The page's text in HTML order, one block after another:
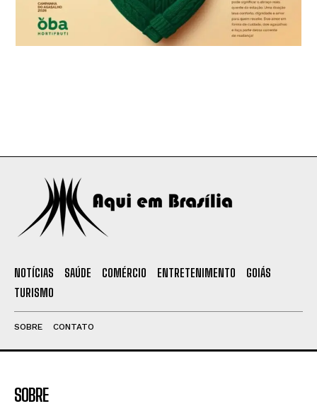
NOTÍCIAS SAÚDE COMÉRCIO ENTRETENIMENTO
GOIÁS
TURISMO
SOBRE CONTATO
SOBRE